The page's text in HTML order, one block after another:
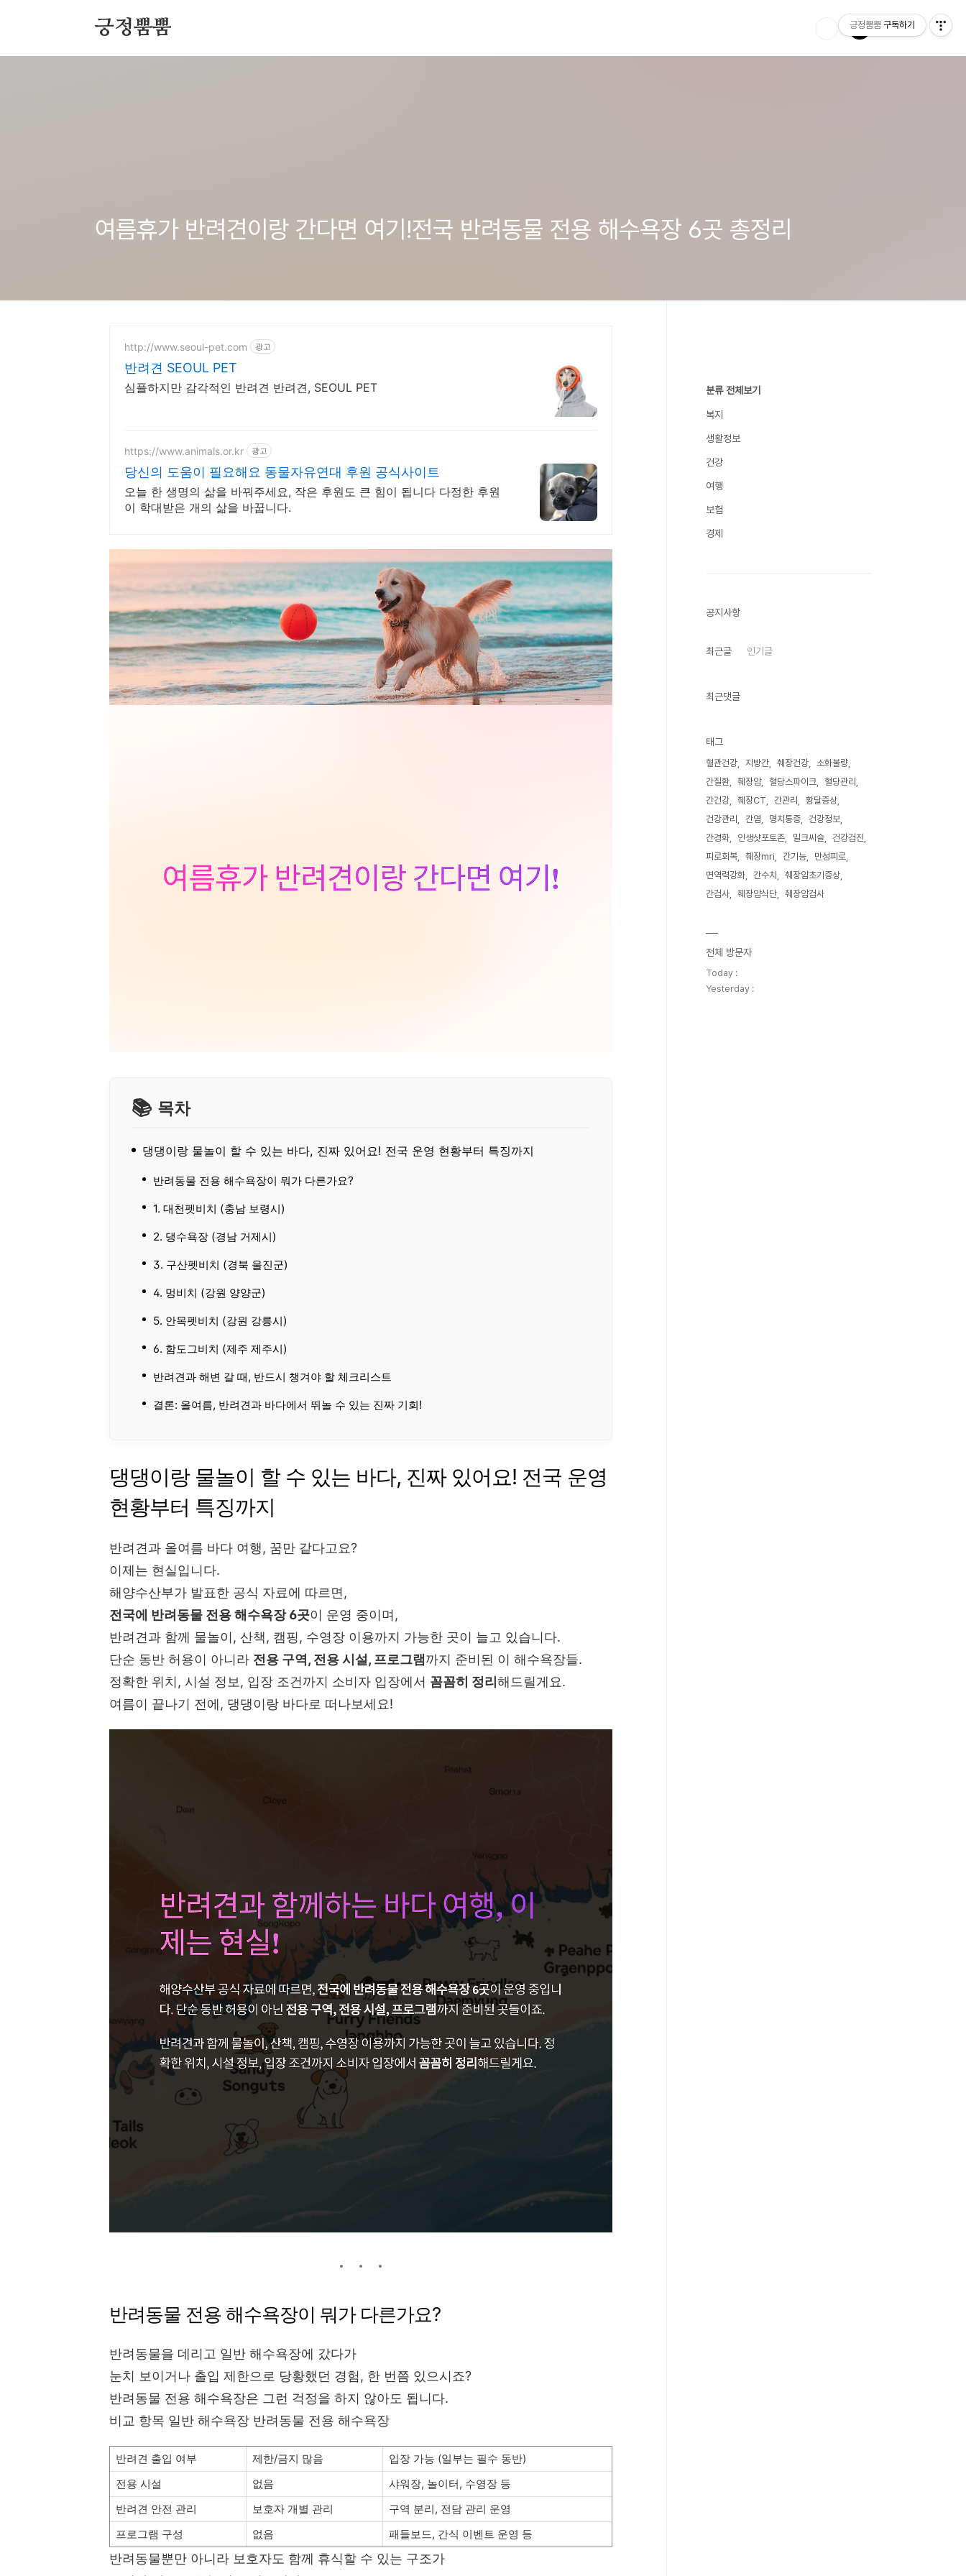
긍정뿜뿜
여름휴가 반려견이랑 간다면 여기!전국 반려동물 전용 해수욕장 6곳 총정리
http://www.seoul-pet.com 광고
반려견 SEOUL PET
심플하지만 감각적인 반려견 반려견, SEOUL PET
https://www.animals.or.kr 광고
당신의 도움이 필요해요 동물자유연대 후원 공식사이트
오늘 한 생명의 삶을 바꿔주세요, 작은 후원도 큰 힘이 됩니다 다정한 후원
이 학대받은 개의 삶을 바꿉니다.
목차
댕댕이랑 물놀이 할 수 있는 바다, 진짜 있어요! 전국 운영 현황부터 특징까지
반려동물 전용 해수욕장이 뭐가 다른가요?
1. 대천펫비치 (충남 보령시)
2. 댕수욕장 (경남 거제시)
3. 구산펫비치 (경북 울진군)
4. 멍비치 (강원 양양군)
5. 안목펫비치 (강원 강릉시)
6. 함도그비치 (제주 제주시)
반려견과 해변 갈 때, 반드시 챙겨야 할 체크리스트
결론: 올여름, 반려견과 바다에서 뛰놀 수 있는 진짜 기회!
댕댕이랑 물놀이 할 수 있는 바다, 진짜 있어요! 전국 운영
현황부터 특징까지
반려견과 올여름 바다 여행, 꿈만 같다고요?
이제는 현실입니다.
해양수산부가 발표한 공식 자료에 따르면,
전국에 반려동물 전용 해수욕장 6곳이 운영 중이며,
반려견과 함께 물놀이, 산책, 캠핑, 수영장 이용까지 가능한 곳이 늘고 있습니다.
단순 동반 허용이 아니라 전용 구역, 전용 시설, 프로그램까지 준비된 이 해수욕장들.
정확한 위치, 시설 정보, 입장 조건까지 소비자 입장에서 꼼꼼히 정리 해드릴게요.
여름이 끝나기 전에, 댕댕이랑 바다로 떠나보세요!
반려동물 전용 해수욕장이 뭐가 다른가요?
반려동물을 데리고 일반 해수욕장에 갔다가
눈치 보이거나 출입 제한으로 당황했던 경험, 한 번쯤 있으시죠?
반려동물 전용 해수욕장은 그런 걱정을 하지 않아도 됩니다.
비교 항목 일반 해수욕장 반려동물 전용 해수욕장
반려견 출입 여부 제한/금지 많음
입장 가능 (일부는 필수 동반)
전용 시설
없음
샤워장, 놀이터, 수영장 등
반려견 안전 관리
보호자 개별 관리
구역 분리, 전담 관리 운영
프로그램 구성
없음 패들보드, 간식 이벤트 운영 등
반려동물뿐만 아니라 보호자도 함께 휴식할 수 있는 구조가
분류 전체보기
복지
생활정보
건강
여행
보험
경제
공지사항
최근글 인기글
최근댓글
태그
혈관건강 지방간 췌장건강
소화불량
간질환
췌장암 혈당스파이크
혈당관리
간건강
췌장CT 간관리
황달증상
건강관리
간염 명치통증
건강정보
간경화
인생샷포토존 밀크씨슬
건강검진
피로회복
췌장mri 간기능
만성피로
면역력강화
간수치
췌장암초기증상
간검사
췌장암식단 췌장암검사
전체 방문자
Today :
Yesterday :
긍정뿜뿜 구독하기